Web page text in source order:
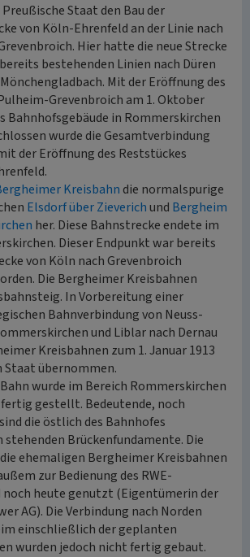
Staat den Bau der
von Köln-Ehrenfeld an der Linie nach
Hier hatte die neue Strecke
bestehenden Linien nach Düren
Mit der Eröffnung des
Grevenbroich am 1. Oktober
Bahnhofsgebäude in Rommerskirchen
wurde die Gesamtverbindung
der Eröffnung des Reststückes
Kreisbahn die normalspurige
Elsdorf über Zieverichund Bergheim
her. Diese Bahnstrecke endete im
Dieser Endpunkt war bereits
von Köln nach Grevenbroich
Die Bergheimer Kreisbahnen
In Vorbereitung einer
Bahnverbindung von Neuss-
und Liblar nach Dernau
Kreisbahnen zum 1. Januar 1913
Staat übernommen.
wurde im Bereich Rommerskirchen
gestellt. Bedeutende, noch
die östlich des Bahnhofes
Brückenfundamente. Die
ehemaligen Bergheimer Kreisbahnen
zur Bedienung des RWE-
heute genutzt (Eigentümerin der
AG). Die Verbindung nach Norden
einschließlich der geplanten
wurden jedoch nicht fertig gebaut.